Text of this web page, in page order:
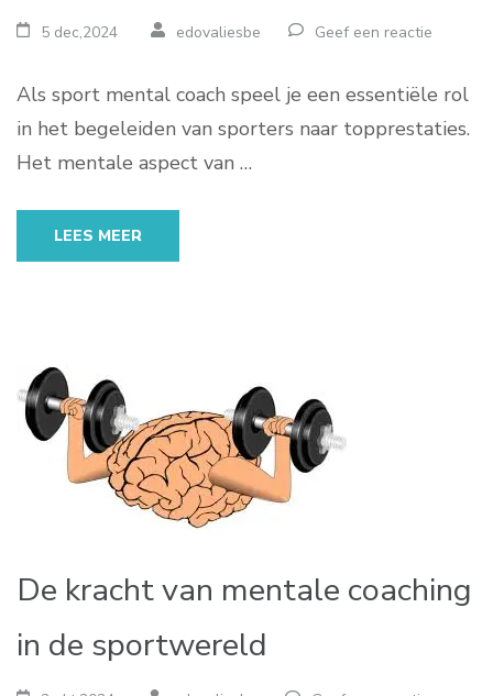
5 dec,2024 edovaliesbe Geef een reactie
Als sport mental coach speel je een essentiële rol
in het begeleiden van sporters naar topprestaties.
Het mentale aspect van …
LEES MEER
De kracht van mentale coaching
in de sportwereld